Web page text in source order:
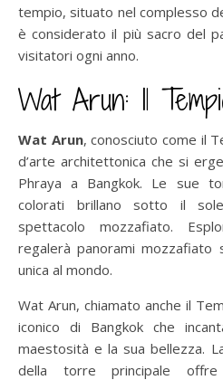
tempio, situato nel complesso
è considerato il più sacro del
visitatori ogni anno.
Wat Arun: Il
Wat Arun, conosciuto come il
d’arte architettonica che si
Phraya a Bangkok. Le sue
colorati brillano sotto il sole
spettacolo mozzafiato.
regalerà panorami mozzafiato
unica al mondo.
Wat Arun, chiamato anche il
iconico di Bangkok che
maestosità e la sua bellezza.
della torre principale offre